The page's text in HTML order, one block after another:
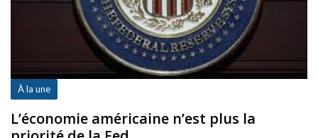
À la une
L’économie américaine n’est plus la